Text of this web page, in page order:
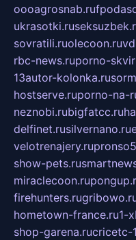
oooagrosnab.ru
ukrasotki.ru
sovratili.ruolecoon.ru
rbc-news.ruporno-
13autor-kolonka.ru
hostserve.ruporno-na-
neznobi.rubigfatcc.ru
delfinet.rusilvernano.ru
velotrenajery.ru
show-pets.ru
miraclecoon.ru
firehunters.ru
hometown-france.ru1-
shop-garena.rucricetc-